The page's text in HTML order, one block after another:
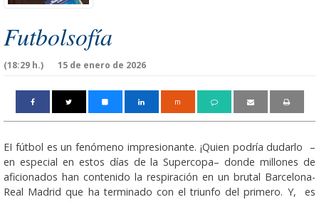
Futbolsofía
15 de enero de 2026
(18:29 h.)
m
EI fútbol es un fenómeno impresionante. ¡Quien podría dudarlo –
en especial en estos días de la Supercopa– donde millones de
aficionados han contenido la respiración en un brutal Barcelona-
Real Madrid que ha terminado con el triunfo del primero. Y, es